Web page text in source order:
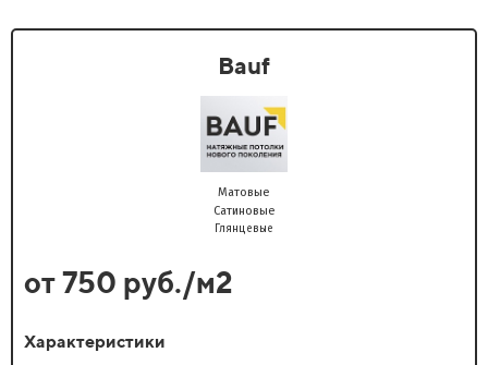
Bauf
Матовые
Сатиновые
Глянцевые
от 750 руб./м2
Характеристики